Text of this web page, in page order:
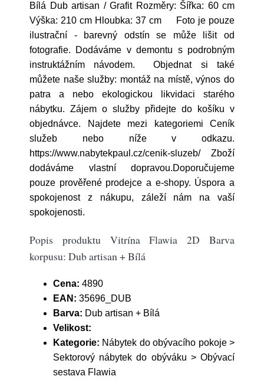
Bílá Dub artisan / Grafit Rozměry: Šířka: 60 cm
Výška: 210 cm Hloubka: 37 cm Foto je pouze
ilustrační - barevný odstín se může lišit od
fotografie. Dodáváme v demontu s podrobným
instruktážním návodem. Objednat si také
můžete naše služby: montáž na místě, výnos do
patra a nebo ekologickou likvidaci starého
nábytku. Zájem o služby přidejte do košíku v
objednávce. Najdete mezi kategoriemi Ceník
služeb nebo níže v odkazu.
https://www.nabytekpaul.cz/cenik-sluzeb/ Zboží
dodáváme vlastní dopravou.Doporučujeme
pouze prověřené prodejce a e-shopy. Úspora a
spokojenost z nákupu, záleží nám na vaší
spokojenosti.
Popis produktu Vitrína Flawia 2D Barva
korpusu: Dub artisan + Bílá
Cena: 4890
EAN: 35696_DUB
Barva: Dub artisan + Bílá
Velikost:
Kategorie: Nábytek do obývacího pokoje >
Sektorový nábytek do obýváku > Obývací
sestava Flawia